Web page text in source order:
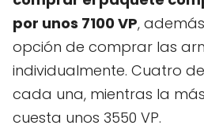
por unos 7100 VP,
opción de comprar las
individualmente. Cuatro
cada una, mientras la
cuesta unos 3550 VP.